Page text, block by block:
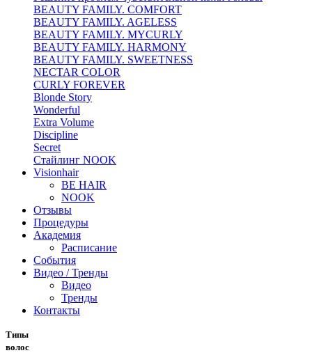
BEAUTY FAMILY. COMFORT
BEAUTY FAMILY. AGELESS
BEAUTY FAMILY. MYCURLY
BEAUTY FAMILY. HARMONY
BEAUTY FAMILY. SWEETNESS
NECTAR COLOR
CURLY FOREVER
Blonde Story
Wonderful
Extra Volume
Discipline
Secret
Стайлинг NOOK
Visionhair
BE HAIR
NOOK
Отзывы
Процедуры
Академия
Расписание
События
Видео / Тренды
Видео
Тренды
Контакты
Типы
волос